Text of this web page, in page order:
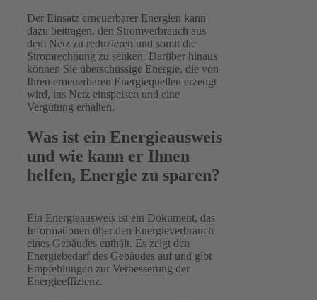
Der Einsatz erneuerbarer Energien kann
dazu beitragen, den Stromverbrauch aus
dem Netz zu reduzieren und somit die
Stromrechnung zu senken. Darüber hinaus
können Sie überschüssige Energie, die von
Ihren erneuerbaren Energiequellen erzeugt
wird, ins Netz einspeisen und eine
Vergütung erhalten.
Was ist ein Energieausweis
und wie kann er Ihnen
helfen, Energie zu sparen?
Ein Energieausweis ist ein Dokument, das
Informationen über den Energieverbrauch
eines Gebäudes enthält. Es zeigt den
Energiebedarf des Gebäudes auf und gibt
Empfehlungen zur Verbesserung der
Energieeffizienz.